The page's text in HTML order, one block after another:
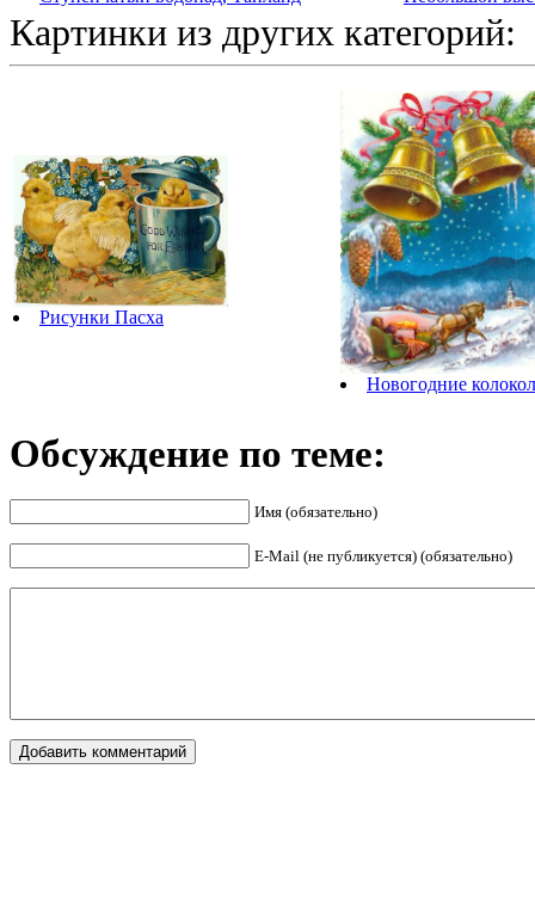
Картинки из других категорий:
Рисунки Пасха
Новогодние
Обсуждение по теме:
Имя (обязательно)
E-Mail (не публикуется) (обязательно)